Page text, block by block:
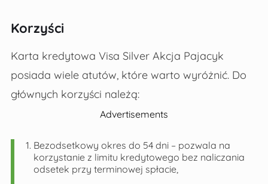
Korzyści
Karta kredytowa Visa Silver Akcja Pajacyk
posiada wiele atutów, które warto wyróżnić. Do
głównych korzyści należą:
Advertisements
Bezodsetkowy okres do 54 dni – pozwala na
korzystanie z limitu kredytowego bez naliczania
odsetek przy terminowej spłacie,